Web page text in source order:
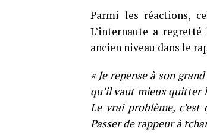
Parmi les réactions,
L’internaute a
ancien niveau dans le
« Je repense à son
qu’il vaut mieux quitter
Le vrai problème,
Passer de rappeur à